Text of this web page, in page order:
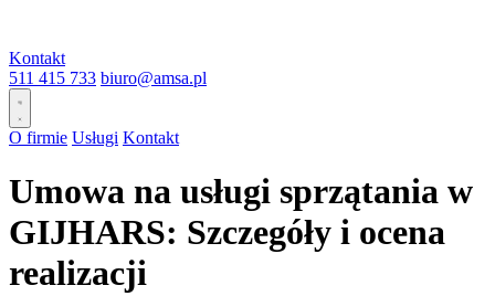
Kontakt
511 415 733 biuro@amsa.pl
O firmie Usługi Kontakt
Umowa na usługi sprzątania w
GIJHARS: Szczegóły i ocena
realizacji